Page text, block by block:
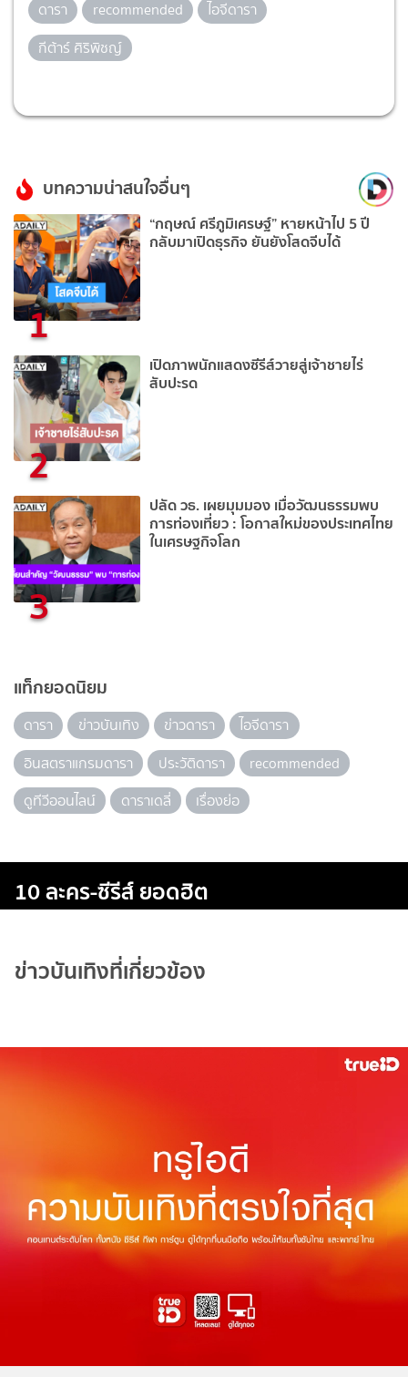
ดารา recommended
ไอจีดารา
กีต้าร์ ศิริพิชญ์
บทความน่าสนใจอื่นๆ
1
“กฤษณ์ ศรีภูมิเศรษฐ์” หายหน้าไป 5 ปี
กลับมาเปิดธุรกิจ ยันยังโสดจีบได้
2
เปิดภาพนักแสดงซีรีส์วายสู่เจ้าชายไร่
สับปะรด
3
ปลัด วธ. เผยมุมมอง เมื่อวัฒนธรรมพบ
การท่องเที่ยว : โอกาสใหม่ของประเทศไทย
ในเศรษฐกิจโลก
แท็กยอดนิยม
ดารา ข่าวบันเทิง ข่าวดารา
ไอจีดารา
อินสตราแกรมดารา
ประวัติดารา
recommended
ดูทีวีออนไลน์
ดาราเดลี่ เรื่องย่อ
10 ละคร-ซีรีส์ ยอดฮิต
ข่าวบันเทิงที่เกี่ยวข้อง